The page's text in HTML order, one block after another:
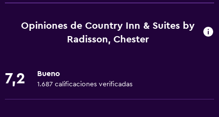
Wifi gratis
Wifi disponible en todas las instalaciones
Artículos de aseo gratis
Champú
Opiniones de Country Inn & Suites by
Radisson, Chester
7,2 Bueno
1.687 calificaciones verificadas